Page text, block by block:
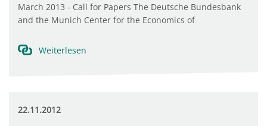
March 2013 - Call for Papers The Deutsche Bundesbank
and the Munich Center for the Economics of
Weiterlesen
22.11.2012